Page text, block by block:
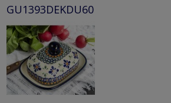
GU1393DEKDU60